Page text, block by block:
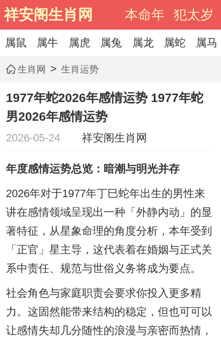
祥安阁生肖网 本命年 犯太岁
属鼠 属牛 属虎 属兔 属龙 属蛇 属马
生肖网 > 生肖运势
1977年蛇2026年感情运势 1977年蛇
男2026年感情运势
2026-05-24 祥安阁生肖网
年度感情运势总览：暗潮与明光并存
2026年对于1977年丁巳蛇年出生的男性来
讲在感情领域呈现出一种「外静内动」的显
著特征，从星象命理的角度分析，本年受到
「正官」星主导，这代表着在婚姻与正式关
系中责任、规范与世俗义务将成为要点。
社会角色与家庭职责会要求你投入更多精
力。这固然能带来结构的稳定，但也可可以
让感情失却几分随性的浪漫与亲密而热情，